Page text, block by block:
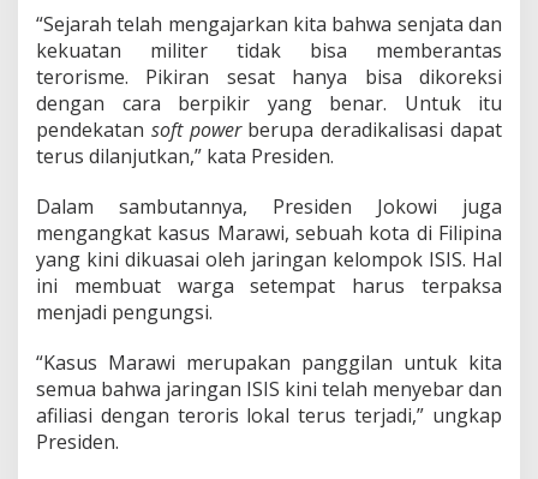
e
r
o
r
i
s
m
“Sejarah telah mengajarkan kita bahwa senjata dan
kekuatan militer tidak bisa memberantas
terorisme. Pikiran sesat hanya bisa dikoreksi
dengan cara berpikir yang benar. Untuk itu
pendekatan soft powerberupa deradikalisasi dapat
terus dilanjutkan,” kata Presiden.
Dalam sambutannya, Presiden Jokowi juga
mengangkat kasus Marawi, sebuah kota di Filipina
yang kini dikuasai oleh jaringan kelompok ISIS. Hal
ini membuat warga setempat harus terpaksa
menjadi pengungsi.
“Kasus Marawi merupakan panggilan untuk kita
semua bahwa jaringan ISIS kini telah menyebar dan
afiliasi dengan teroris lokal terus terjadi,” ungkap
Presiden.